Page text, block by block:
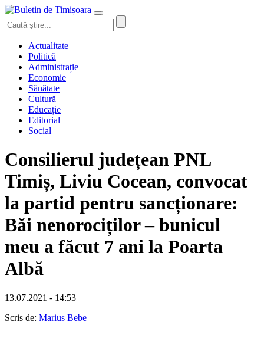
Actualitate
Politică
Administrație
Economie
Sănătate
Cultură
Educație
Editorial
Social
Consilierul județean PNL
Timiș, Liviu Cocean, convocat
la partid pentru sancționare:
Băi nenorociților – bunicul
meu a făcut 7 ani la Poarta
Albă
13.07.2021 - 14:53
Scris de: Marius Bebe